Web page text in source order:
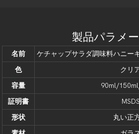
製品パラメ
名前
ケチャップサラダ調味料ハニー
色
クリ
容量
90ml/
証明書
MSDS
形状
丸い正